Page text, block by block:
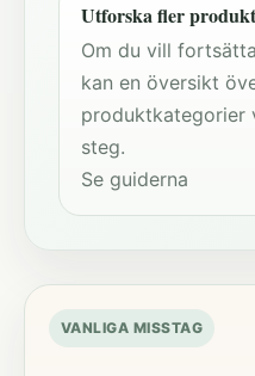
Utforska fler
Om du vill
kan en översikt
produktkategorier
steg.
Se guiderna
VANLIGA MISSTAG